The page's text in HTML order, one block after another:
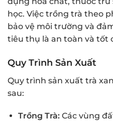
học. Việc trồng trà theo
bảo vệ môi trường và
tiêu thụ là an toàn và tốt
Quy Trình Sản Xuất
Quy trình sản xuất trà
sau:
Trồng Trà:Các vùng